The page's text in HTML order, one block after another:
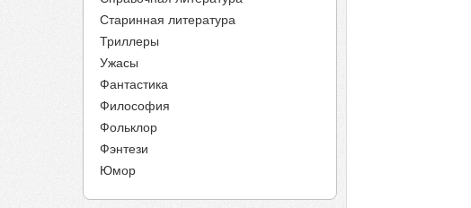
Старинная литература
Триллеры
Ужасы
Фантастика
Философия
Фольклор
Фэнтези
Юмор